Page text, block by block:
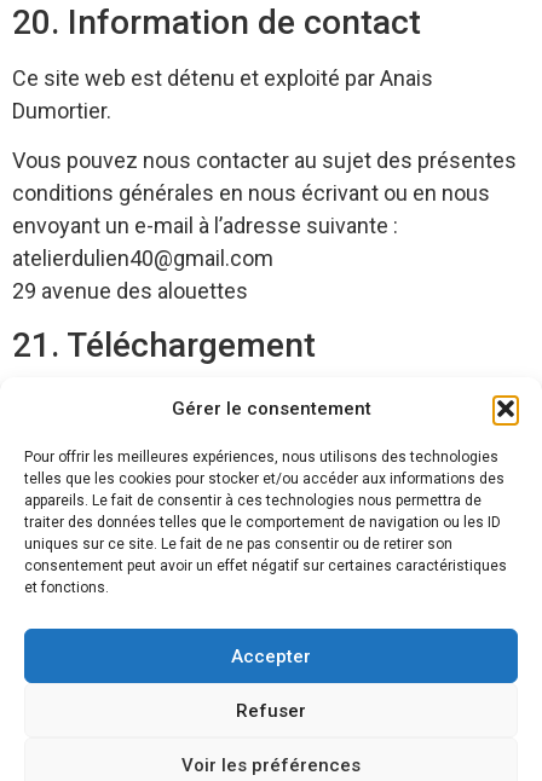
Gérer le consentement
Pour offrir les meilleures expériences, nous utilisons des technologies
telles que les cookies pour stocker et/ou accéder aux informations des
appareils. Le fait de consentir à ces technologies nous permettra de
traiter des données telles que le comportement de navigation ou les ID
uniques sur ce site. Le fait de ne pas consentir ou de retirer son
consentement peut avoir un effet négatif sur certaines caractéristiques
et fonctions.
Accepter
Refuser
Voir les préférences
20. Information de contact
Ce site web est détenu et exploité par Anais
Dumortier.
Vous pouvez nous contacter au sujet des présentes
conditions générales en nous écrivant ou en nous
envoyant un e-mail à l’adresse suivante :
atelierdulien40@gmail.com
29 avenue des alouettes
21. Téléchargement
Vous pouvez égalementtéléchargernos conditions
Déplacement
Capbreton
Hossegor
Labenne
Biarritz